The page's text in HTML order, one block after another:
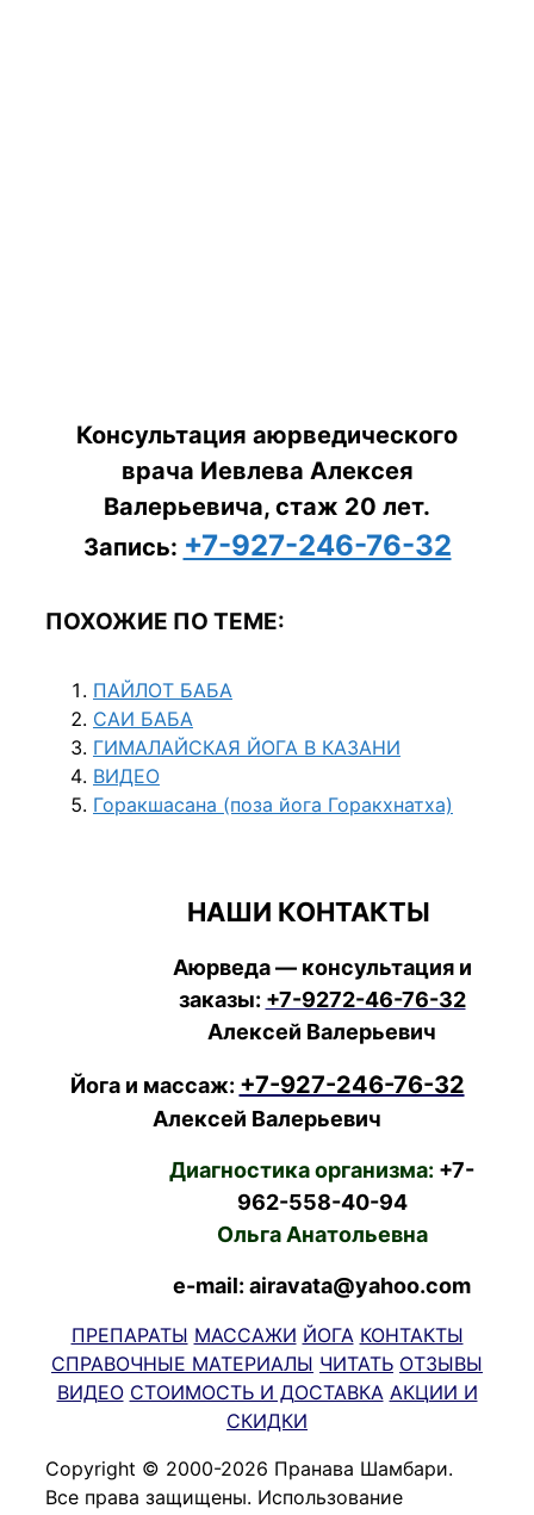
Консультация аюрведического
врача Иевлева Алексея
Валерьевича, стаж 20 лет.
Запись: +7-927-246-76-32
ПОХОЖИЕ ПО ТЕМЕ:
ПАЙЛОТ БАБА
САИ БАБА
ГИМАЛАЙСКАЯ ЙОГА В КАЗАНИ
ВИДЕО
Горакшасана (поза йога Горакхнатха)
НАШИ КОНТАКТЫ
Аюрведа — консультация и
заказы: +7-9272-46-76-32
Алексей Валерьевич
Йога и массаж: +7-927-246-76-32
Алексей Валерьевич
Диагностика организма: +7-
962-558-40-94
Ольга Анатольевна
e-mail: airavata@yahoo.com
ПРЕПАРАТЫ МАССАЖИ ЙОГА КОНТАКТЫ
СПРАВОЧНЫЕ МАТЕРИАЛЫ ЧИТАТЬ ОТЗЫВЫ
ВИДЕО СТОИМОСТЬ И ДОСТАВКА АКЦИИ И
СКИДКИ
Copyright © 2000-2026 Пранава Шамбари.
Все права защищены. Использование